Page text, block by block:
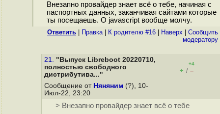
Внезапно провайдер знает всё о тебе, начиная с
паспортных данных, заканчивая сайтами которые
ты посещаешь. О javascript вообще молчу.
Ответить Правка| К родителю #16 Наверх
Cообщить
модератору
21. "Выпуск Libreboot 20220710,
полностью свободного
дистрибутива..."
+4
+ / –
Сообщение от Няняним (?), 10-
Июл-22, 23:20
> Внезапно провайдер знает всё о тебе